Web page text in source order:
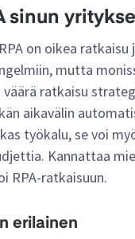
sinun
on oikea ratkaisu
mutta
väärä ratkaisu
aikavälin
työkalu, se voi
Kannattaa
RPA-ratkaisuun.
erilainen